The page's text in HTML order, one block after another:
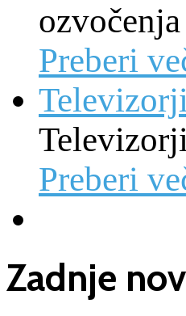
Preberi
Preberi
Zadnje